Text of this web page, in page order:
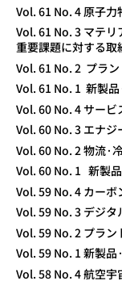
Vol. 61 No. 4 原子力
Vol. 61 No. 3 マテリ
重要課題に対する取
Vol. 61 No. 2 プラ
Vol. 61 No. 1 新製
Vol. 60 No. 4 サービ
Vol. 60 No. 3 エナジ
Vol. 60 No. 2 物流·
Vol. 60 No. 1 新製
Vol. 59 No. 4 カー
Vol. 59 No. 3 デジ
Vol. 59 No. 2 プラ
Vol. 59 No. 1 新製品
Vol. 58 No. 4 航空宇